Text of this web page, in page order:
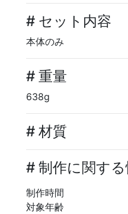
# セット内容
本体のみ
# 重量
638g
# 材質
# 制作に関する
制作時間
対象年齢